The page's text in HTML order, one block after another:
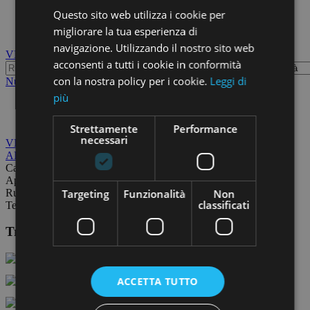
Chi siamo
Blog
VENDITAAFFITTO
Nuova ricerca
Appartamenti in Vendita Ceparana
VENDITA
AFFITTO
Case
Appartamenti
Rustici
Terreni
Trovi i nostri annunci anche su:
Questo sito web utilizza i cookie per
migliorare la tua esperienza di
navigazione. Utilizzando il nostro sito web
acconsenti a tutti i cookie in conformità
con la nostra policy per i cookie. Leggi di
più
Strettamente
necessari
Performance
Targeting Funzionalità
Non
classificati
ACCETTA TUTTO